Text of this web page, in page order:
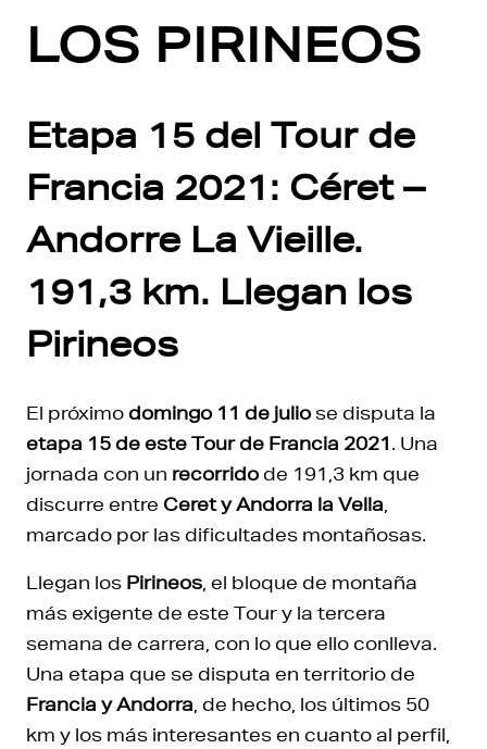
LOS PIRINEOS
Etapa 15 del Tour de
Francia 2021: Céret –
Andorre La Vieille.
191,3 km. Llegan los
Pirineos
El próximodomingo 11 de julio se disputa la
etapa 15 de este Tour de Francia 2021. Una
jornada con un recorridode 191,3 km que
discurre entre Ceret y Andorra la Vella
marcado por las dificultades montañosas.
Llegan los Pirineos , el bloque de montaña
más exigente de este Tour y la tercera
semana de carrera, con lo que ello conlleva.
Una etapa que se disputa en territorio de
Francia y Andorra , de hecho, los últimos 50
km y los más interesantes en cuanto al perfil,